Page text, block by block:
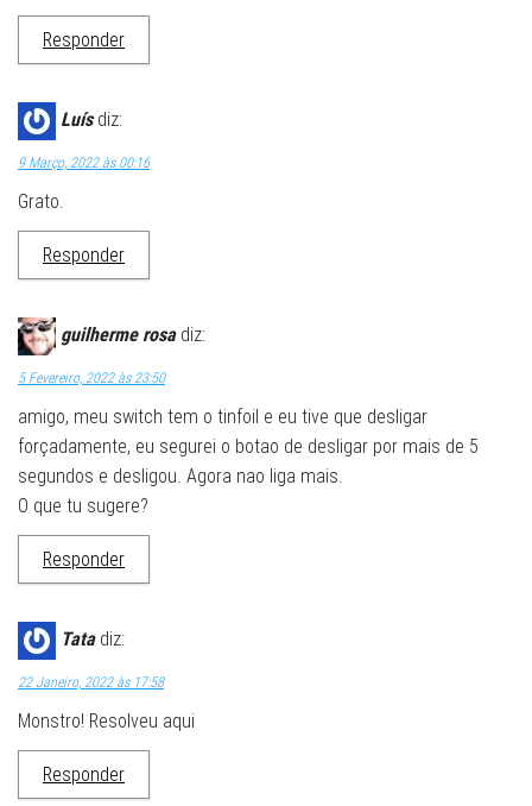
Responder
Luís diz:
9 Março, 2022 às 00:16
Grato.
Responder
guilherme rosa diz:
5 Fevereiro, 2022 às 23:50
amigo, meu switch tem o tinfoil e eu tive que desligar
forçadamente, eu segurei o botao de desligar por mais de 5
segundos e desligou. Agora nao liga mais.
O que tu sugere?
Responder
Tata diz:
22 Janeiro, 2022 às 17:58
Monstro! Resolveu aqui
Responder